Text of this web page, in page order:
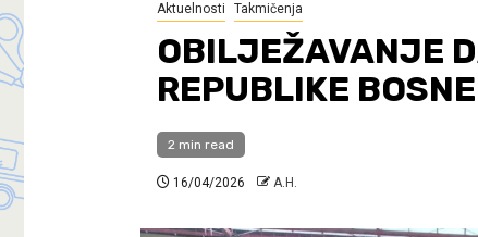
Aktuelnosti Takmičenja
OBILJEŽAVANJE
REPUBLIKE
2 min read
16/04/2026 A.H.